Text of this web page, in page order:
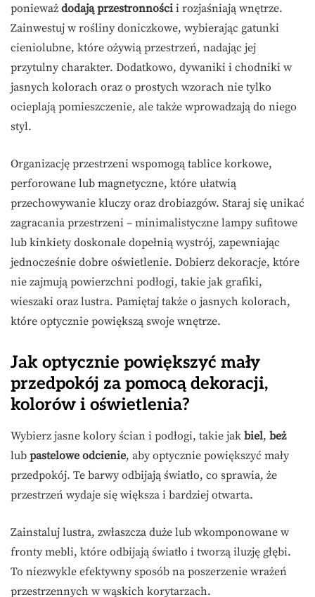
ponieważ dodają przestronności i rozjaśniają wnętrze.
Zainwestuj w rośliny doniczkowe, wybierając gatunki
cieniolubne, które ożywią przestrzeń, nadając jej
przytulny charakter. Dodatkowo, dywaniki i chodniki w
jasnych kolorach oraz o prostych wzorach nie tylko
ocieplają pomieszczenie, ale także wprowadzają do niego
styl.
Organizację przestrzeni wspomogą tablice korkowe,
perforowane lub magnetyczne, które ułatwią
przechowywanie kluczy oraz drobiazgów. Staraj się unikać
zagracania przestrzeni – minimalistyczne lampy sufitowe
lub kinkiety doskonale dopełnią wystrój, zapewniając
jednocześnie dobre oświetlenie. Dobierz dekoracje, które
nie zajmują powierzchni podłogi, takie jak grafiki,
wieszaki oraz lustra. Pamiętaj także o jasnych kolorach,
które optycznie powiększą swoje wnętrze.
Jak optycznie powiększyć mały
przedpokój za pomocą dekoracji,
kolorów i oświetlenia?
Wybierz jasne kolory ścian i podłogi, takie jak biel, beż
lub pastelowe odcienie, aby optycznie powiększyć mały
przedpokój. Te barwy odbijają światło, co sprawia, że
przestrzeń wydaje się większa i bardziej otwarta.
Zainstaluj lustra, zwłaszcza duże lub wkomponowane w
fronty mebli, które odbijają światło i tworzą iluzję głębi.
To niezwykle efektywny sposób na poszerzenie wrażeń
przestrzennych w wąskich korytarzach.